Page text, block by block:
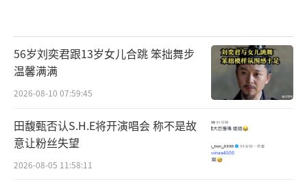
56岁刘奕君跟13岁女儿合跳 笨拙舞步
温馨满满
2026-08-10 07:59:45
田馥甄否认S.H.E将开演唱会 称不是故
意让粉丝失望
2026-08-05 11:58:11